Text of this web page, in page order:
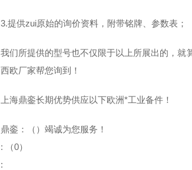
3.提供zui原始的询价资料，附带铭牌、参数表；
我们所提供的型号也不仅限于以上所展出的，
西欧厂家帮您询到！
上海鼎銮长期优势供应以下欧洲*工业备件！
鼎銮：（）竭诚为您服务！
: （0）
: